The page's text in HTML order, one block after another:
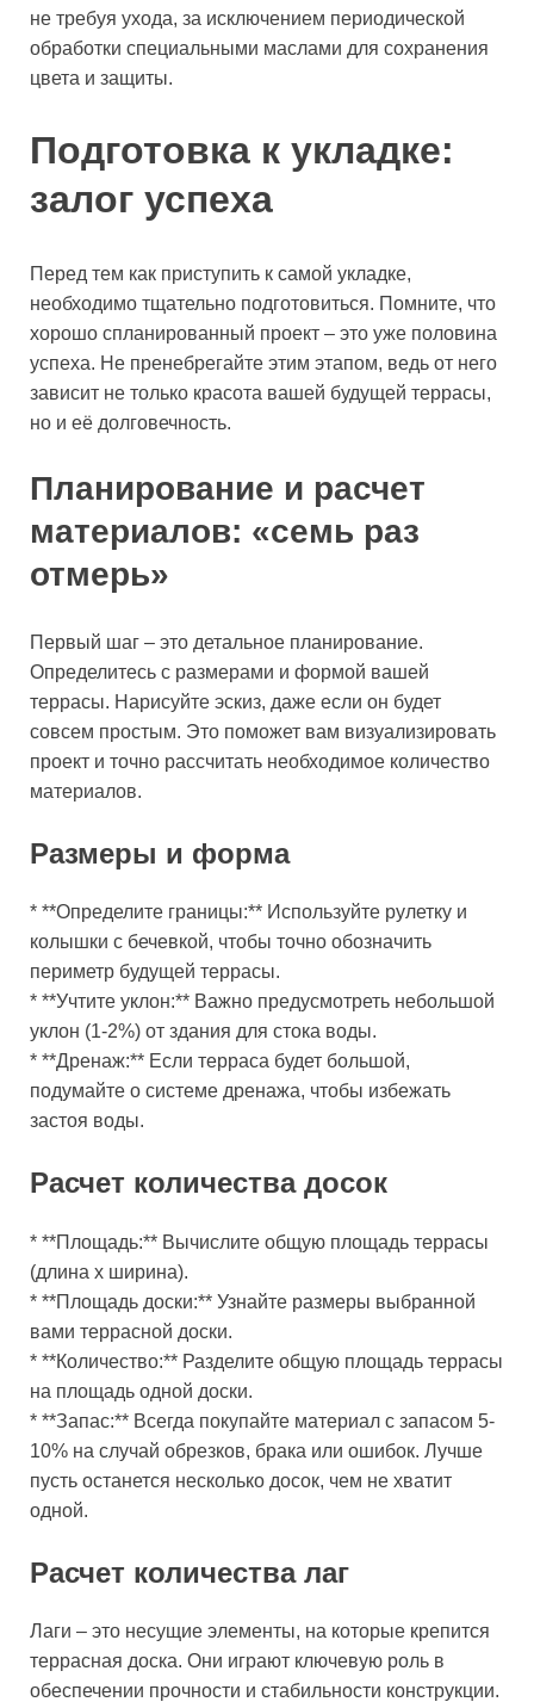
не требуя ухода, за исключением периодической
обработки специальными маслами для сохранения
цвета и защиты.
Подготовка к укладке:
залог успеха
Перед тем как приступить к самой укладке,
необходимо тщательно подготовиться. Помните, что
хорошо спланированный проект – это уже половина
успеха. Не пренебрегайте этим этапом, ведь от него
зависит не только красота вашей будущей террасы,
но и её долговечность.
Планирование и расчет
материалов: «семь раз
отмерь»
Первый шаг – это детальное планирование.
Определитесь с размерами и формой вашей
террасы. Нарисуйте эскиз, даже если он будет
совсем простым. Это поможет вам визуализировать
проект и точно рассчитать необходимое количество
материалов.
Размеры и форма
* **Определите границы:** Используйте рулетку и
колышки с бечевкой, чтобы точно обозначить
периметр будущей террасы.
* **Учтите уклон:** Важно предусмотреть небольшой
уклон (1-2%) от здания для стока воды.
* **Дренаж:** Если терраса будет большой,
подумайте о системе дренажа, чтобы избежать
застоя воды.
Расчет количества досок
* **Площадь:** Вычислите общую площадь террасы
(длина x ширина).
* **Площадь доски:** Узнайте размеры выбранной
вами террасной доски.
* **Количество:** Разделите общую площадь террасы
на площадь одной доски.
* **Запас:** Всегда покупайте материал с запасом 5-
10% на случай обрезков, брака или ошибок. Лучше
пусть останется несколько досок, чем не хватит
одной.
Расчет количества лаг
Лаги – это несущие элементы, на которые крепится
террасная доска. Они играют ключевую роль в
обеспечении прочности и стабильности конструкции.